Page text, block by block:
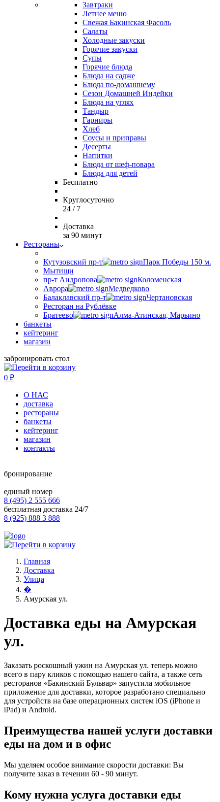
Завтраки
Летнее меню
Свежая Бакинская Фасоль
Салаты
Холодные закуски
Горячие закуски
Супы
Горячие блюда
Блюда на садже
Блюда по-домашнему
Сезон Домашней Индейки
Блюда на углях
Тандыр
Гарниры
Хлеб
Соусы и приправы
Десерты
Напитки
Блюда от шеф-повара
Блюда для детей
Бесплатно
Круглосуточно
24 / 7
Доставка
за 90 минут
Рестораны
Кутузовский пр-т
Парк Победы 150 м.
Мытищи
пр-т Андропова
Коломенская
Аврора
Медведково
Балаклавский пр-т
Чертановская
Ресторан на Рублёвке
Братеево
Алма-Атинская, Марьино
банкеты
кейтеринг
магазин
забронировать стол
0 ₽
О НАС
доставка
рестораны
банкеты
кейтеринг
магазин
контакты
бронирование
единый номер
8 (495) 2 555 666
бесплатная доставка 24/7
8 (925) 888 3 888
Главная
Доставка
Улица
�
Амурская ул.
Доставка еды на Амурская
ул.
Заказать роскошный ужин на Амурская ул. теперь можно
всего в пару кликов с помощью нашего сайта, а также сеть
ресторанов «Бакинский Бульвар» запустила мобильное
приложение для доставки, которое разработано специально
для устройств на базе операционных систем iOS (iPhone и
iPad) и Android.
Преимущества нашей услуги доставки
еды на дом и в офис
Мы уделяем особое внимание скорости доставки: Вы
получите заказ в течении 60 - 90 минут.
Кому нужна услуга доставки еды